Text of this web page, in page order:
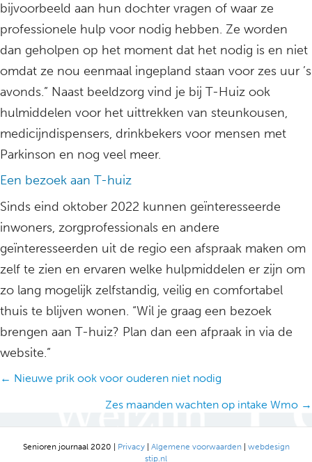
bijvoorbeeld aan hun dochter vragen of waar ze
professionele hulp voor nodig hebben. Ze worden
dan geholpen op het moment dat het nodig is en niet
omdat ze nou eenmaal ingepland staan voor zes uur ’s
avonds.” Naast beeldzorg vind je bij T-Huiz ook
hulmiddelen voor het uittrekken van steunkousen,
medicijndispensers, drinkbekers voor mensen met
Parkinson en nog veel meer.
Een bezoek aan T-huiz
Sinds eind oktober 2022 kunnen geïnteresseerde
inwoners, zorgprofessionals en andere
geïnteresseerden uit de regio een afspraak maken om
zelf te zien en ervaren welke hulpmiddelen er zijn om
zo lang mogelijk zelfstandig, veilig en comfortabel
thuis te blijven wonen. “Wil je graag een bezoek
brengen aan T-huiz? Plan dan een afpraak in via de
website.”
Posts
← Nieuwe prik ook voor ouderen niet nodig
Zes maanden wachten op intake Wmo →
Senioren journaal 2020 | Privacy| Algemene voorwaarden| webdesign
stip.nl